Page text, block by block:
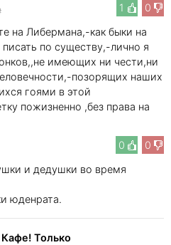
1
0
на Либермана,-как быки на
по существу,-лично я
имеющих ни чести,ни
позорящих наших
гоями в этой
пожизненно ,без права на
0
0
и дедушки во время
юденрата.
Только